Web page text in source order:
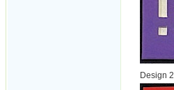
Design 2